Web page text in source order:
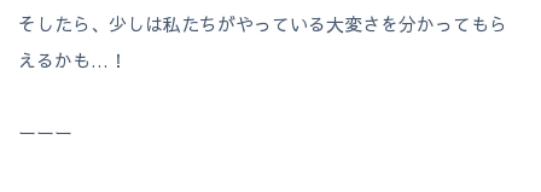
そしたら、少しは私たちがやっている大変さを分かってもら
えるかも…！
ーーー